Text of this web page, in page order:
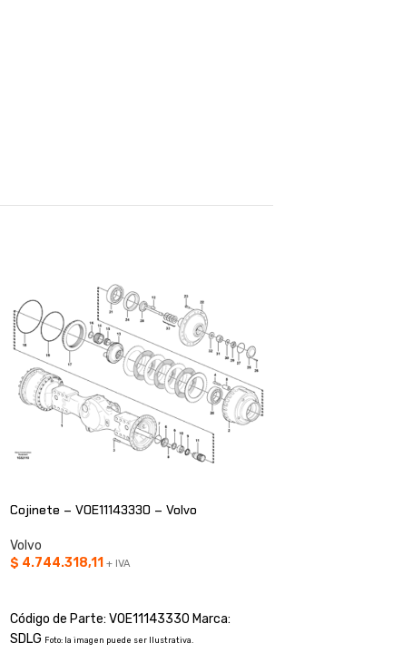
Cojinete – VOE11143330 – Volvo
Volvo
$ 4.744.318,11 + IVA
Código de Parte: VOE11143330 Marca:
SDLG Foto: la imagen puede ser Ilustrativa.